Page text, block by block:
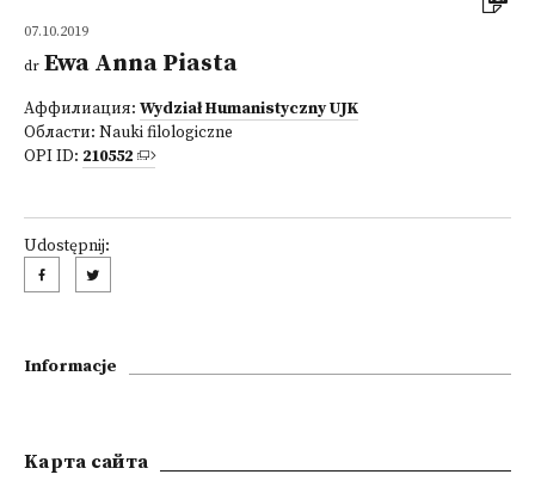
07.10.2019
dr Ewa Anna Piasta
Аффилиация: Wydział Humanistyczny UJK
Области: Nauki filologiczne
OPI ID: 210552
Udostępnij:
Informacje
Kарта сайта